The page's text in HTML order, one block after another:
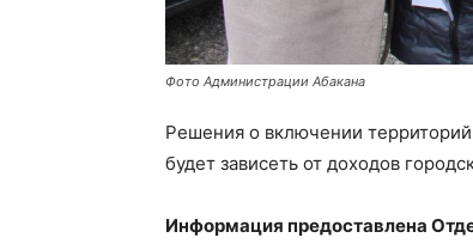
Фото Администрации Абакана
Решения о включении
будет зависеть от доходов
Информация предоставлена